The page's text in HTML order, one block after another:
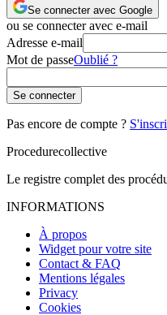
Se connecter avec Google
ou se connecter avec e-mail
Adresse e-mail
Mot de passeOublié ?
Se connecter
Pas encore de compte ?
Procedurecollective
Le registre complet des
INFORMATIONS
À propos
Widget pour votre site
Contact & FAQ
Mentions légales
Privacy
Cookies